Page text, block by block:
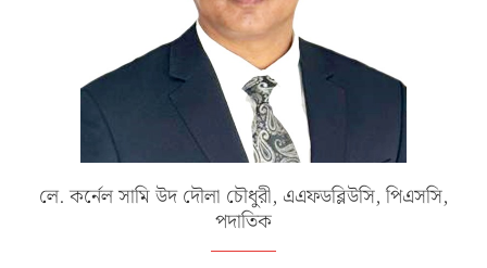
লে. কর্নেল সামি উদ দৌলা চৌধুরী, এএফডব্লিউসি, পিএসসি,
পদাতিক